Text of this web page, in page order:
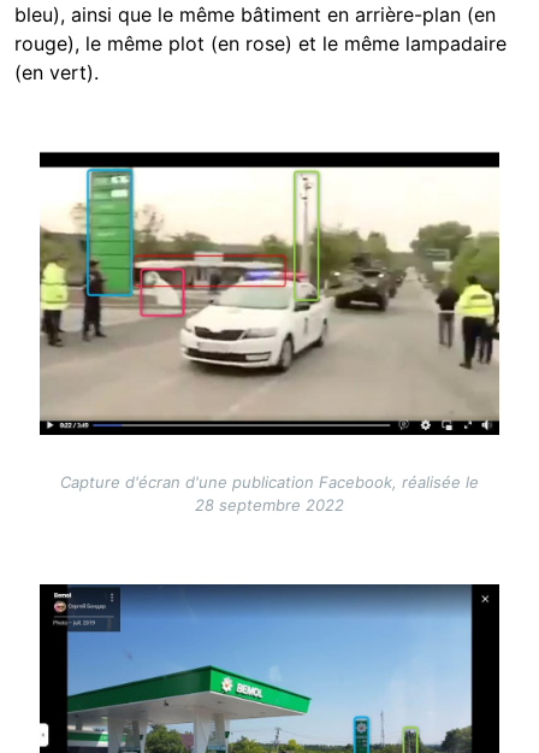
bleu), ainsi que le même bâtiment en arrière-plan (en
rouge), le même plot (en rose) et le même lampadaire
(en vert).
Image
Capture d'écran d'une publication Facebook, réalisée le
28 septembre 2022
Image